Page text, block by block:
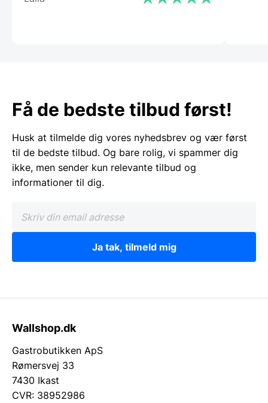
Få de bedste tilbud først!
Husk at tilmelde dig vores nyhedsbrev og vær først
til de bedste tilbud. Og bare rolig, vi spammer dig
ikke, men sender kun relevante tilbud og
informationer til dig.
Ja tak, tilmeld mig
Wallshop.dk
Gastrobutikken ApS
Rømersvej 33
7430 Ikast
CVR: 38952986